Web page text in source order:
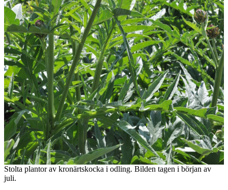
Stolta plantor av kronärtskocka i odling. Bilden tagen i början av
juli.